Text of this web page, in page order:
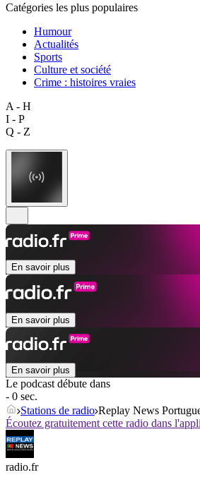
Catégories les plus populaires
Humour
Actualités
Sports
Culture et société
Crime : histoires vraies
A - H
I - P
Q - Z
En savoir plus
En savoir plus
En savoir plus
Le podcast débute dans
- 0 sec.
Stations de radio Replay News
Écoutez gratuitement cette radio dans
radio.fr